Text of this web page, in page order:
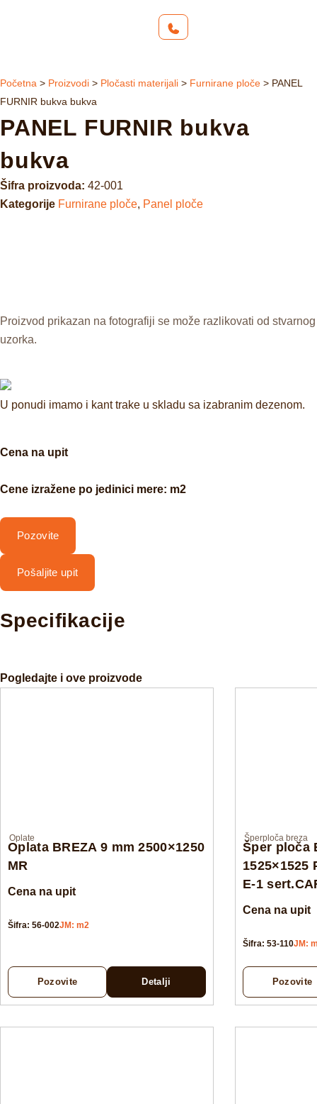
Početna > Proizvodi > Pločasti materijali > Furnirane ploče > PANEL
FURNIR bukva bukva
PANEL FURNIR bukva
bukva
Šifra proizvoda: 42-001
Kategorije Furnirane ploče, Panel ploče
Proizvod prikazan na fotografiji se može razlikovati od stvarnog
uzorka.
U ponudi imamo i kant trake u skladu sa izabranim dezenom.
Cena na upit
Cene izražene po jedinici mere: m2
Pozovite
Pošaljite upit
Specifikacije
Pogledajte i ove proizvode
Oplate
Oplata BREZA 9 mm 2500×1250
MR
Cena na upit
Šifra: 56-002JM: m2
Pozovite Detalji
Šperploča breza
Šper ploča
1525×1525
E-1
Cena na upit
Šifra: 53-110JM:
Pozovite